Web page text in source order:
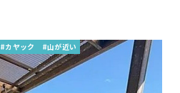
#カヤック #山が近い